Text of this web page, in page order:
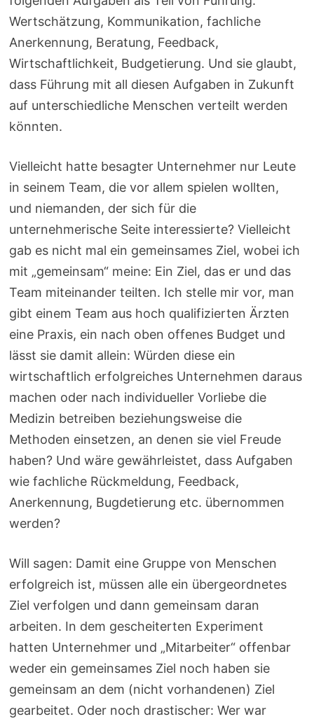
Wertschätzung, Kommunikation, fachliche
Anerkennung, Beratung, Feedback,
Wirtschaftlichkeit, Budgetierung. Und sie glaubt,
dass Führung mit all diesen Aufgaben in Zukunft
auf unterschiedliche Menschen verteilt werden
könnten.
Vielleicht hatte besagter Unternehmer nur Leute
in seinem Team, die vor allem spielen wollten,
und niemanden, der sich für die
unternehmerische Seite interessierte? Vielleicht
gab es nicht mal ein gemeinsames Ziel, wobei ich
mit „gemeinsam“ meine: Ein Ziel, das er und das
Team miteinander teilten. Ich stelle mir vor, man
gibt einem Team aus hoch qualifizierten Ärzten
eine Praxis, ein nach oben offenes Budget und
lässt sie damit allein: Würden diese ein
wirtschaftlich erfolgreiches Unternehmen daraus
machen oder nach individueller Vorliebe die
Medizin betreiben beziehungsweise die
Methoden einsetzen, an denen sie viel Freude
haben? Und wäre gewährleistet, dass Aufgaben
wie fachliche Rückmeldung, Feedback,
Anerkennung, Bugdetierung etc. übernommen
werden?
Will sagen: Damit eine Gruppe von Menschen
erfolgreich ist, müssen alle ein übergeordnetes
Ziel verfolgen und dann gemeinsam daran
arbeiten. In dem gescheiterten Experiment
hatten Unternehmer und „Mitarbeiter“ offenbar
weder ein gemeinsames Ziel noch haben sie
gemeinsam an dem (nicht vorhandenen) Ziel
gearbeitet. Oder noch drastischer: Wer war